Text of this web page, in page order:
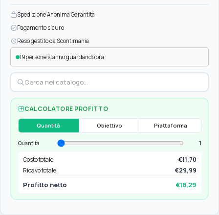
Spedizione Anonima Garantita
Pagamento sicuro
Reso gestito da Scontimania
19persone stanno guardando ora
CALCOLATORE PROFITTO
Quantità Obiettivo Piattaforma
Quantità
1
Costo totale
€11,70
Ricavo totale
€29,99
Profitto netto €18,29